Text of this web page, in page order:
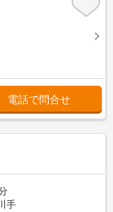
電話で問合せ
手